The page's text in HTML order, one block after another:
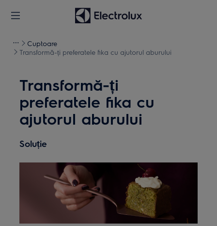
Cuptoare
Transformă-ți preferatele fika cu ajutorul aburului
Transformă-ți
preferatele fika cu
ajutorul aburului
Soluție